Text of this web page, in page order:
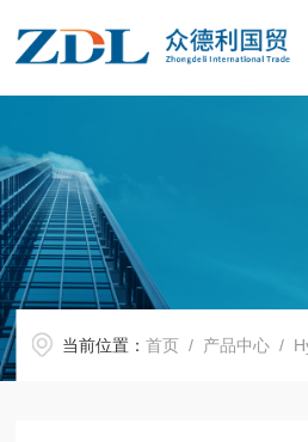
当前位置：首页 / 产品中心 /